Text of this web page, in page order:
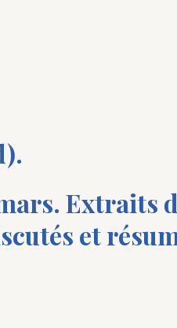
Extraits
et